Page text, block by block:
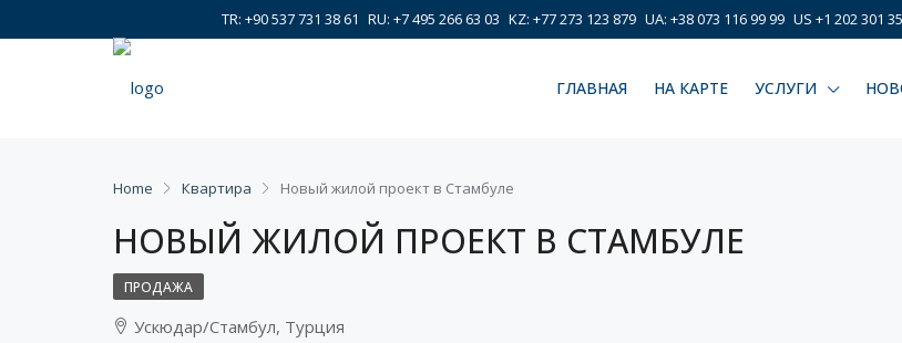
TR: +90 537 731 38 61 RU: +7 495 266 63 03 KZ: +77 273 123 879 UA: +38 073 116 99 99 US +1 202 301
ГЛАВНАЯ НА КАРТЕ УСЛУГИ
Home Квартира Новый жилой проект в Стамбуле
НОВЫЙ ЖИЛОЙ ПРОЕКТ В СТАМБУЛЕ
ПРОДАЖА
Ускюдар/Стамбул, Турция